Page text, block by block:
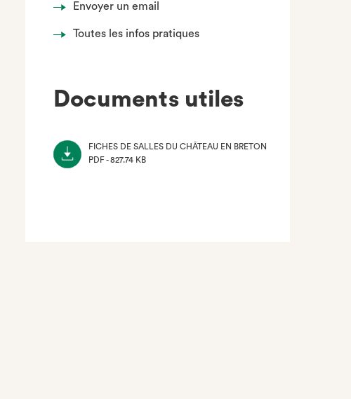
Envoyer un email
Toutes les infos pratiques
Documents utiles
FICHES DE SALLES DU CHÂTEAU EN BRETON
PDF - 827.74 KB